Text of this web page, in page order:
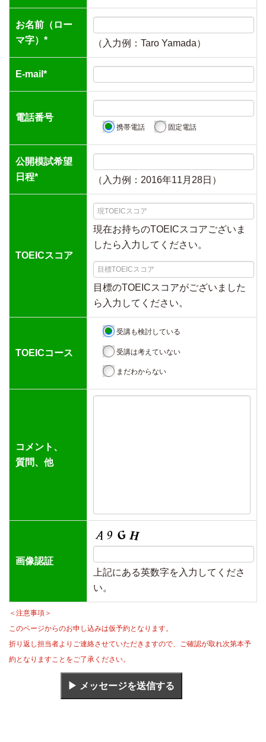
お名前（ロー
マ字）*
（入力例：Taro Yamada）
E-mail*
電話番号
携帯電話 固定電話
公開模試希望
日程*
（入力例：2016年11月28日）
TOEICスコア
現在お持ちのTOEICスコアございま
したら入力してください。
目標のTOEICスコアがございました
ら入力してください。
TOEICコース
受講も検討している
受講は考えていない
まだわからない
コメント、
質問、他
画像認証
上記にある英数字を入力してくださ
い。
＜注意事項＞
このページからのお申し込みは仮予約となります。
折り返し担当者よりご連絡させていただきますので、ご確認が取れ次第本予
約となりますことをご了承ください。